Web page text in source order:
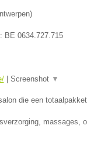
)
BE 0634.727.715
| Screenshot ▼
die een
massages,